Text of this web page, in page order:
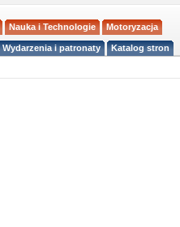
Nauka i Technologie Motoryzacja
Wydarzenia i patronaty Katalog stron